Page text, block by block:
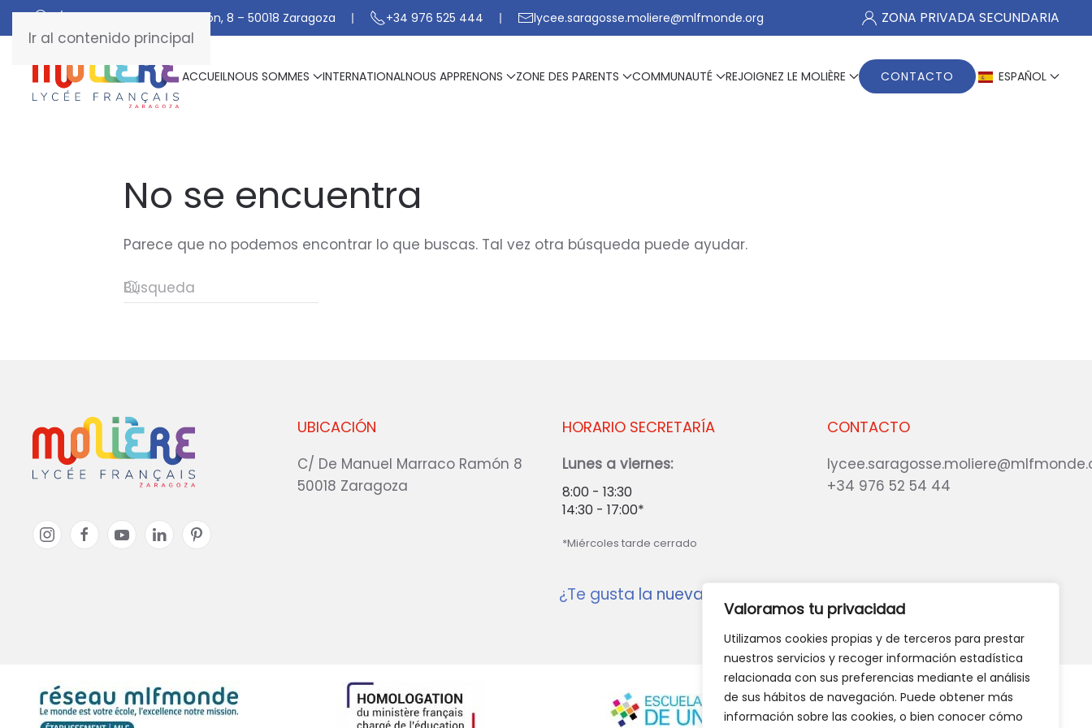
Valoramos tu privacidad
Utilizamos cookies propias y de terceros para prestar
nuestros servicios y recoger información estadística
relacionada con sus preferencias mediante el análisis
de sus hábitos de navegación. Puede obtener más
información sobre las cookies, o bien conocer cómo
Ir al contenido principal
C/ De Manuel Marraco Ramón, 8 – 50018 Zaragoza +34 976 525 444 lycee.saragosse.moliere@mlfmonde.org ZONA PRIVADA SECUNDARIA
ACCUEILNOUS SOMMES INTERNATIONALNOUS APPRENONS ZONE DES PARENTS COMMUNAUTÉ REJOIGNEZ LE MOLIÈRE CONTACTO ESPAÑOL
No se encuentra
Parece que no podemos encontrar lo que buscas. Tal vez otra búsqueda puede ayudar.
UBICACIÓN
C/ De Manuel Marraco Ramón 8
50018 Zaragoza
CONTACTO
+34 976 52 54 44
HORARIO SECRETARÍA
Lunes a viernes:
8:00 - 13:30
14:30 - 17:00*
*Miércoles tarde cerrado
¿Te gusta la nueva web?